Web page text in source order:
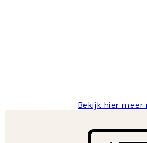
Bekijk hier meer